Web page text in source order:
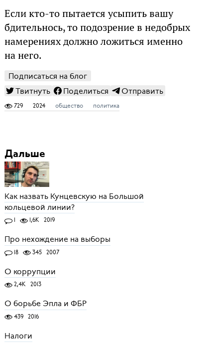
Если кто-то пытается усыпить вашу
бдительнось, то подозрение в недобрых
намерениях должно ложиться именно
на него.
Подписаться на блог
Твитнуть
Поделиться Отправить
729 2024 общество политика
Дальше
Как назвать Кунцевскую на Большой
кольцевой линии?
1 1,6K 2019
Про нехождение на выборы
18 345 2007
О коррупции
2,4K 2013
О борьбе Эпла и ФБР
439 2016
Налоги